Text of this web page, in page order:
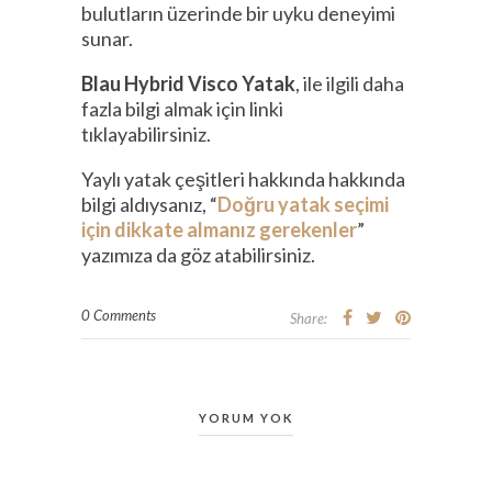
bulutların üzerinde bir uyku deneyimi
sunar.
Blau Hybrid Visco Yatak, ile ilgili daha
fazla bilgi almak için linki
tıklayabilirsiniz.
Yaylı yatak çeşitleri hakkında hakkında
bilgi aldıysanız, “Doğru yatak seçimi
için dikkate almanız gerekenler”
yazımıza da göz atabilirsiniz.
0 Comments Share:
YORUM YOK